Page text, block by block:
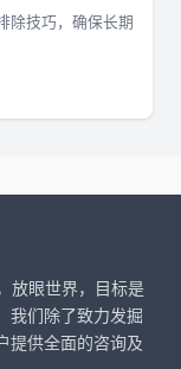
除技巧，确保长期
放眼世界，目标是
我们除了致力发掘
提供全面的咨询及